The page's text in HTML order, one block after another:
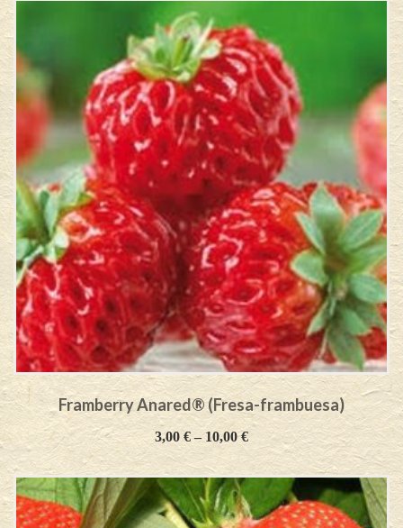
Framberry Anared® (Fresa-frambuesa)
3,00 €–10,00€